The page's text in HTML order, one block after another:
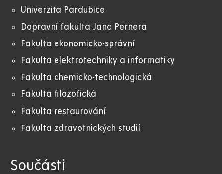
Univerzita Pardubice
Dopravní fakulta Jana Pernera
Fakulta ekonomicko-správní
Fakulta elektrotechniky a informatiky
Fakulta chemicko-technologická
Fakulta filozofická
Fakulta restaurování
Fakulta zdravotnických studií
Součásti